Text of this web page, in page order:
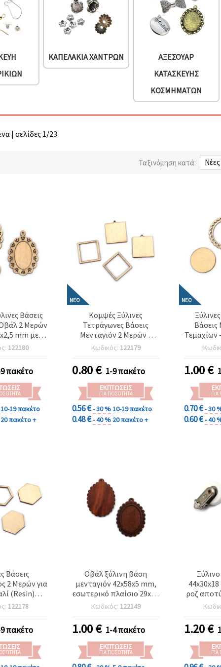
ΚΑΠΕΛΆΚΙΑ ΧΑΝΤΡΏΝ
ΑΞΕΣΟΥΆΡ
ΚΑΤΑΣΚΕΥΉΣ
ΚΟΣΜΗΜΆΤΩΝ
| σελίδες 1/23
Ταξινόμηση κατά:
Βάσεις
2 Μερών
mm με
mm
mm – Σετ 5
&
EM ART
122180
πακέτο
10-19 πακέτο
20 πακέτο +
ΝΈΟ
Κομψές Ξύλινες
Τετράγωνες Βάσεις
Μενταγιόν 2 Μερών –
30x33x2,5 mm με
Εσωτερικό 25x25 mm &
Τρύπα 1 mm – Σετ 5 τεμ.
για Χειροποίητα
Κοσμήματα &
Κατασκευές DIY EM ART
Κωδικός: 122179
0.80€ 1-9 πακέτο
ΕΚΠΤΏΣΕΙΣ
ΓΙΑ ΠΟΣΌΤΗΤΑ
0.56 €- 30 %10-19 πακέτο
0.48 €- 40 % 20 πακέτο +
ΝΈΟ
Βάσεις
Τεμαχίων
Πλαίσιο
Τρύπα
1.00€
0.70 €- 30
0.60 €- 40
Βάσεις
2 Μερών για
(Resin)
mm με
25x22 mm –
122178
πακέτο
Οβάλ ξύλινη βάση
μενταγιόν 42x58x5 mm,
εσωτερικό πλαίσιο 29x40
mm, οπή 2,5 mm, καφέ –
σετ 2 τεμ.
Κωδικός: 122149
1.00€ 1-4 πακέτο
ΕΚΠΤΏΣΕΙΣ
ΓΙΑ ΠΟΣΌΤΗΤΑ
ροζ
1.20€